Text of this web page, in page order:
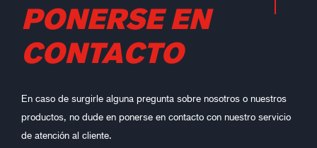
PONERSE EN
CONTACTO
En caso de surgirle alguna pregunta sobre nosotros o nuestros
productos, no dude en ponerse en contacto con nuestro servicio
de atención al cliente.